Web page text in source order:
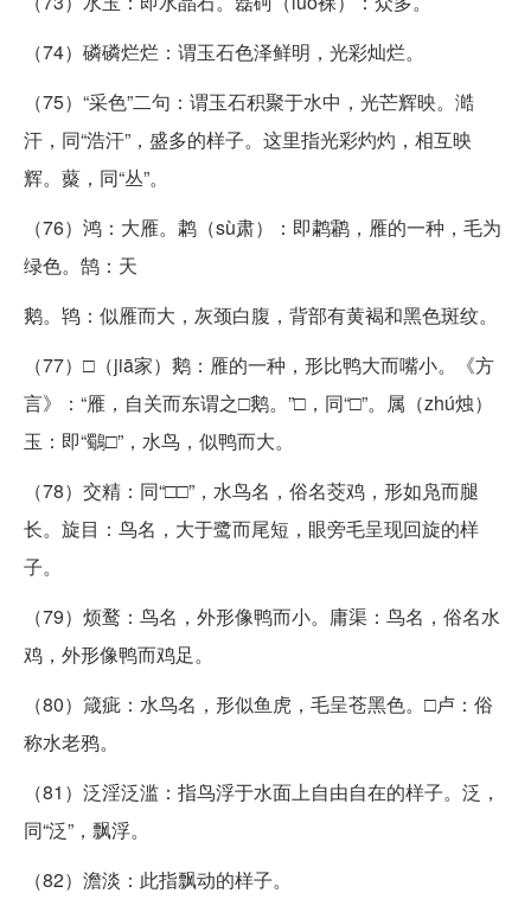
（74）磷磷烂烂：谓玉石色泽鲜明，光彩灿烂。
（75）“采色”二句：谓玉石积聚于水中，光芒辉映。澔
汗，同“浩汗”，盛多的样子。这里指光彩灼灼，相互映
辉。藂，同“丛”。
（76）鸿：大雁。鹔（sù肃）：即鹔鹴，雁的一种，毛为
绿色。鹄：天
鹅。鸨：似雁而大，灰颈白腹，背部有黄褐和黑色斑纹。
（77）□（jiā家）鹅：雁的一种，形比鸭大而嘴小。《方
言》：“雁，自关而东谓之□鹅。”□，同“□”。属（zhú烛）
玉：即“鸀□”，水鸟，似鸭而大。
（78）交精：同“□□”，水鸟名，俗名茭鸡，形如凫而腿
长。旋目：鸟名，大于鹭而尾短，眼旁毛呈现回旋的样
子。
（79）烦鹜：鸟名，外形像鸭而小。庸渠：鸟名，俗名水
鸡，外形像鸭而鸡足。
（80）箴疵：水鸟名，形似鱼虎，毛呈苍黑色。□卢：俗
称水老鸦。
（81）泛淫泛滥：指鸟浮于水面上自由自在的样子。泛，
同“泛”，飘浮。
（82）澹淡：此指飘动的样子。